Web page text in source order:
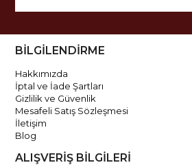
BİLGİLENDİRME
Hakkımızda
İptal ve İade Şartları
Gizlilik ve Güvenlik
Mesafeli Satış Sözleşmesi
İletişim
Blog
ALIŞVERİŞ BİLGİLERİ